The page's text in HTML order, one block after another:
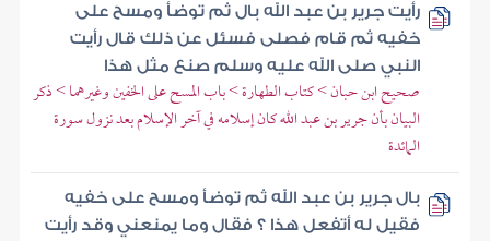
رأيت جرير بن عبد الله بال ثم توضأ ومسح على
خفيه ثم قام فصلى فسئل عن ذلك قال رأيت
النبي صلى الله عليه وسلم صنع مثل هذا
صحيح ابن حبان > كتاب الطهارة > باب المسح على الخفين وغيرهما > ذكر
البيان بأن جرير بن عبد الله كان إسلامه في آخر الإسلام بعد نزول سورة
المائدة
بال جرير بن عبد الله ثم توضأ ومسح على خفيه
فقيل له أتفعل هذا ؟ فقال وما يمنعني وقد رأيت